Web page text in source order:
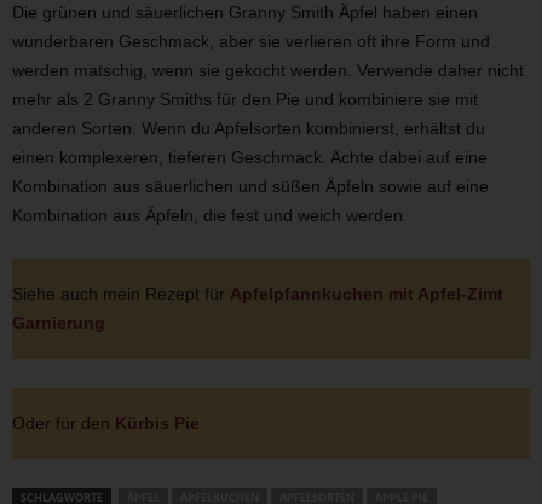
Die grünen und säuerlichen Granny Smith Äpfel haben einen
wunderbaren Geschmack, aber sie verlieren oft ihre Form und
werden matschig, wenn sie gekocht werden. Verwende daher nicht
mehr als 2 Granny Smiths für den Pie und kombiniere sie mit
anderen Sorten. Wenn du Apfelsorten kombinierst, erhältst du
einen komplexeren, tieferen Geschmack. Achte dabei auf eine
Kombination aus säuerlichen und süßen Äpfeln sowie auf eine
Kombination aus Äpfeln, die fest und weich werden.
Siehe auch mein Rezept für Apfelpfannkuchen mit Apfel-Zimt
Garnierung
Oder für den Kürbis Pie.
SCHLAGWORTE